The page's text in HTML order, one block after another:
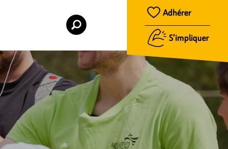
Adhérer
S’impliquer